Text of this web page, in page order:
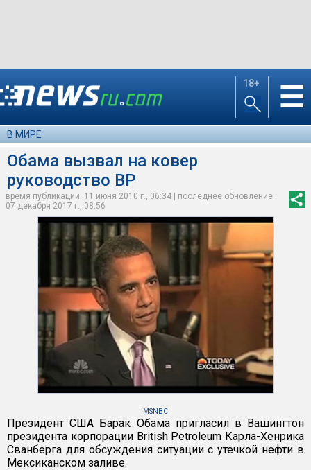
18+ ☰
В МИРЕ
Обама вызвал на ковер
руководство BP
время публикации: 11 июня 2010 г., 06:34 | последнее обновление:
07 декабря 2017 г., 08:56
MSNBC
Президент США Барак Обама пригласил в Вашингтон
президента корпорации British Petroleum Карла-Хенрика
Сванберга для обсуждения ситуации с утечкой нефти в
Мексиканском заливе.